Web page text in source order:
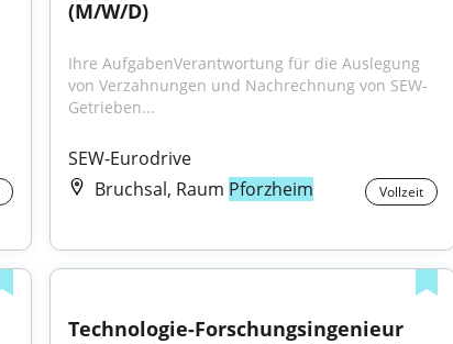
(M/W/D)
Ihre AufgabenVerantwortung für die Auslegung
von Verzahnungen und Nachrechnung von SEW-
Getrieben...
SEW-Eurodrive
Bruchsal, Raum Pforzheim Vollzeit
Technologie-Forschungsingenieur